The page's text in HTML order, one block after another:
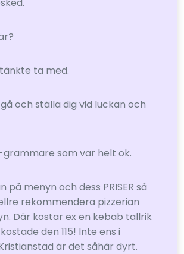
ta med.
och ställa dig vid luckan och
som var helt ok.
på menyn och dess PRISER så
rekommendera pizzerian
Där kostar ex en kebab tallrik
den 115! Inte ens i
är det såhär dyrt.